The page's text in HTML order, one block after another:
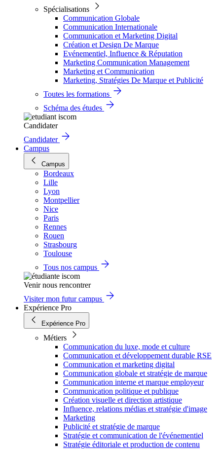
Spécialisations
Communication Globale
Communication Internationale
Communication et Marketing Digital
Création et Design De Marque
Evénementiel, Influence & Réputation
Marketing Communication Management
Marketing et Communication
Marketing, Stratégies De Marque et Publicité
Toutes les formations
Schéma des études
Candidater
Candidater
Campus
Campus
Bordeaux
Lille
Lyon
Montpellier
Nice
Paris
Rennes
Rouen
Strasbourg
Toulouse
Tous nos campus
Venir nous rencontrer
Visiter mon futur campus
Expérience Pro
Expérience Pro
Métiers
Communication du luxe, mode et culture
Communication et développement durable RSE
Communication et marketing digital
Communication globale et stratégie de marque
Communication interne et marque employeur
Communication politique et publique
Création visuelle et direction artistique
Influence, relations médias et stratégie d'image
Marketing
Publicité et stratégie de marque
Stratégie et communication de l'événementiel
Stratégie éditoriale et production de contenu